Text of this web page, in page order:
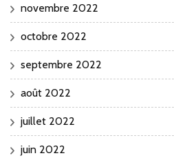
novembre 2022
octobre 2022
septembre 2022
août 2022
juillet 2022
juin 2022